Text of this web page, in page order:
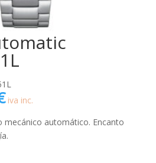
El
precio
actual
es:
iva inc.
mecánico automático. Encanto